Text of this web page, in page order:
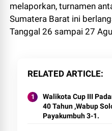
melaporkan, turnamen
Sumatera Barat ini
Tanggal 26 sampai 27
RELATED ARTICLE
Walikota Cup III
40 Tahun ,Wabup Solok dan
Payakumbuh 3-1.